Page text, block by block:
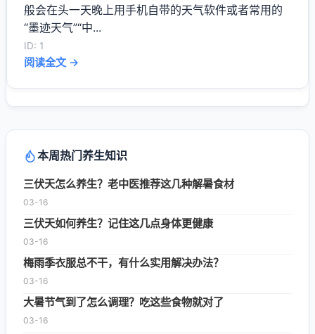
般会在头一天晚上用手机自带的天气软件或者常用的
“墨迹天气”“中...
ID: 1
阅读全文 →
本周热门养生知识
三伏天怎么养生？老中医推荐这几种解暑食材
03-16
三伏天如何养生？记住这几点身体更健康
03-16
梅雨季衣服总不干，有什么实用解决办法？
03-16
大暑节气到了怎么调理？吃这些食物就对了
03-16